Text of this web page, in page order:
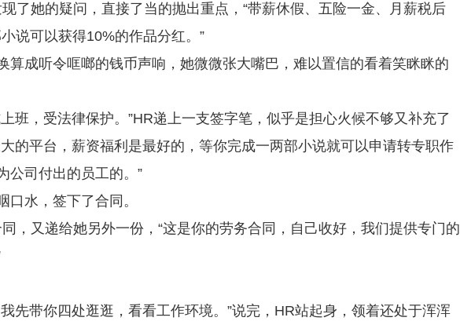
了她的疑问，直接了当的抛出重点，“带薪休假、五险一金、月薪税后
说可以获得10%的作品分红。”
算成听令哐啷的钱币声响，她微微张大嘴巴，难以置信的看着笑眯眯的
班，受法律保护。”HR递上一支签字笔，似乎是担心火候不够又补充了
的平台，薪资福利是最好的，等你完成一两部小说就可以申请转专职作
公司付出的员工的。”
水，签下了合同。
，又递给她另外一份，“这是你的劳务合同，自己收好，我们提供专门的
先带你四处逛逛，看看工作环境。”说完，HR站起身，领着还处于浑浑